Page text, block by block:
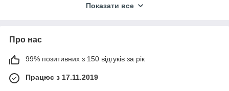
формах, призначених для використання світлодіодного
декоративне
фарбуватиїх вбудь-який колір , пристосовуючись до
Будь ласка, ознайомтеся з їхніми характеристиками в описі.
Показати все
Про нас
99% позитивних з 150 відгуків за рік
Працює з 17.11.2019